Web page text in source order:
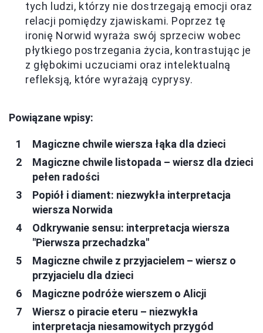
tych ludzi, którzy nie dostrzegają emocji oraz
relacji pomiędzy zjawiskami. Poprzez tę
ironię Norwid wyraża swój sprzeciw wobec
płytkiego postrzegania życia, kontrastując je
z głębokimi uczuciami oraz intelektualną
refleksją, które wyrażają cyprysy.
Powiązane wpisy:
Magiczne chwile wiersza łąka dla dzieci
Magiczne chwile listopada – wiersz dla dzieci
pełen radości
Popiół i diament: niezwykła interpretacja
wiersza Norwida
Odkrywanie sensu: interpretacja wiersza
"Pierwsza przechadzka"
Magiczne chwile z przyjacielem – wiersz o
przyjacielu dla dzieci
Magiczne podróże wierszem o Alicji
Wiersz o piracie eteru – niezwykła
interpretacja niesamowitych przygód